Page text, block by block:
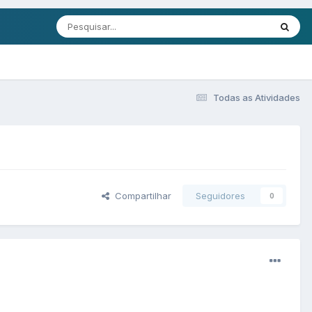
Todas as Atividades
Compartilhar Seguidores 0